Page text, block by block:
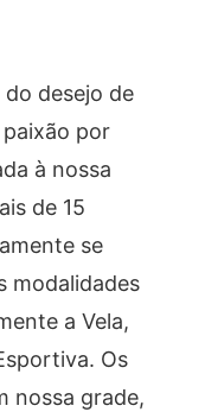
do desejo de
por
à nossa
de 15
se
modalidades
a Vela,
Os
nossa grade,